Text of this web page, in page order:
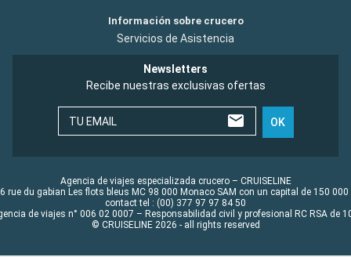
Información sobre crucero
Servicios de Asistencia
Newsletters
Recibe nuestras exclusivas ofertas
TU EMAIL OK
Agencia de viajes especializada crucero – CRUISELINE
rue du gabian Les flots bleus MC 98 000 Monaco SAM con un capital de 150 000
contact tel : (00) 377 97 97 84 50
de viajes n° 006 02 0007 – Responsabilidad civil y profesional RC RSA de
© CRUISELINE 2026 - all rights reserved